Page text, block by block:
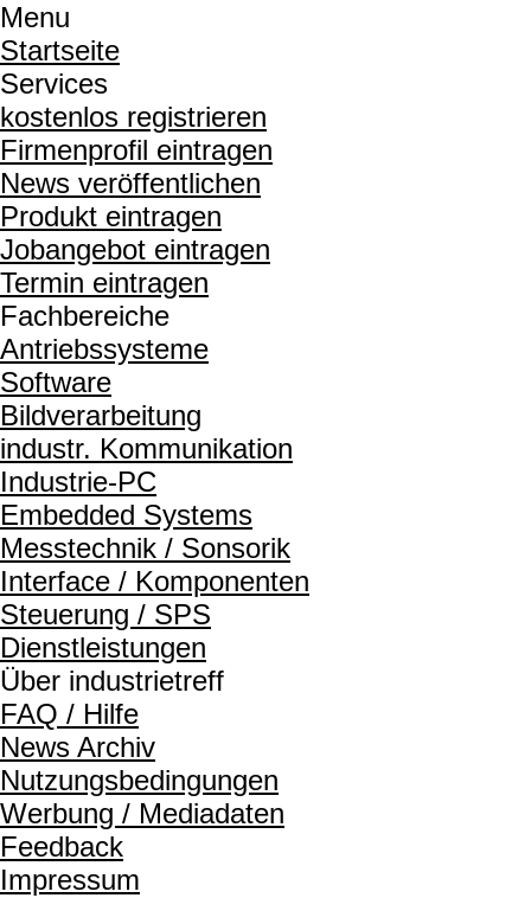
Menu
Startseite
Services
kostenlos registrieren
Firmenprofil eintragen
News veröffentlichen
Produkt eintragen
Jobangebot eintragen
Termin eintragen
Fachbereiche
Antriebssysteme
Software
Bildverarbeitung
industr. Kommunikation
Industrie-PC
Embedded Systems
Messtechnik / Sonsorik
Interface / Komponenten
Steuerung / SPS
Dienstleistungen
Über industrietreff
FAQ / Hilfe
News Archiv
Nutzungsbedingungen
Werbung / Mediadaten
Feedback
Impressum